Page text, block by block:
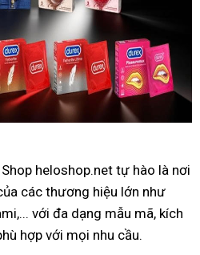
Shop heloshop.net tự hào là nơi
các thương hiệu lớn như
với đa dạng mẫu mã, kích
hợp với mọi nhu cầu.